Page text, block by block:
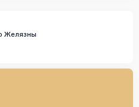
Желязны